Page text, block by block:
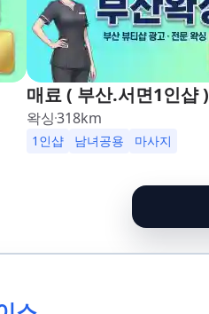
매료 ( 부산.서면1인샵 )
왁싱318km
1인샵 남녀공용 마사지